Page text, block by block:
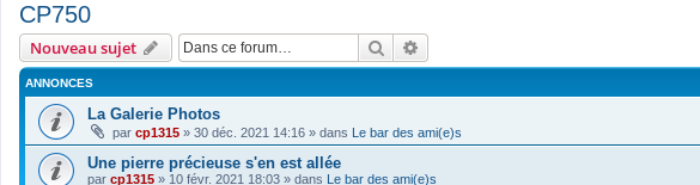
CP750
Nouveau sujet Rechercher
ANNONCES
La Galerie Photos
par cp1315 » 30 déc. 2021 14:16 » dans Le bar des ami(e)s
Une pierre précieuse s'en est allée
par cp1315 » 10 févr. 2021 18:03 » dans Le bar des ami(e)s